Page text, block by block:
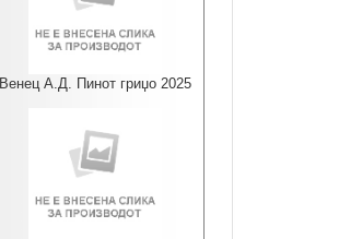
Венец А.Д. Пинот гриџо 2025